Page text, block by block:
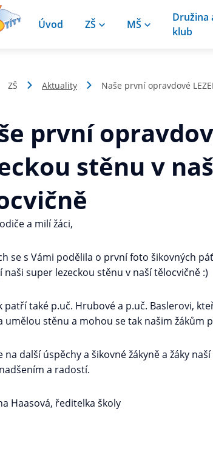
Úvod ZŠ MŠ
Družina
klub
ZŠ Aktuality Naše první opravdové
první
stěnu v
a milí žáci,
se s Vámi podělila o první foto šikovných
naši super lezeckou stěnu v naší tělocvičně :)
patří také p.uč. Hrubové a p.uč. Baslerovi,
umělou stěnu a mohou se tak našim žákům
na další úspěchy a šikovné žákyně a žáky
a radostí.
Haasová, ředitelka školy